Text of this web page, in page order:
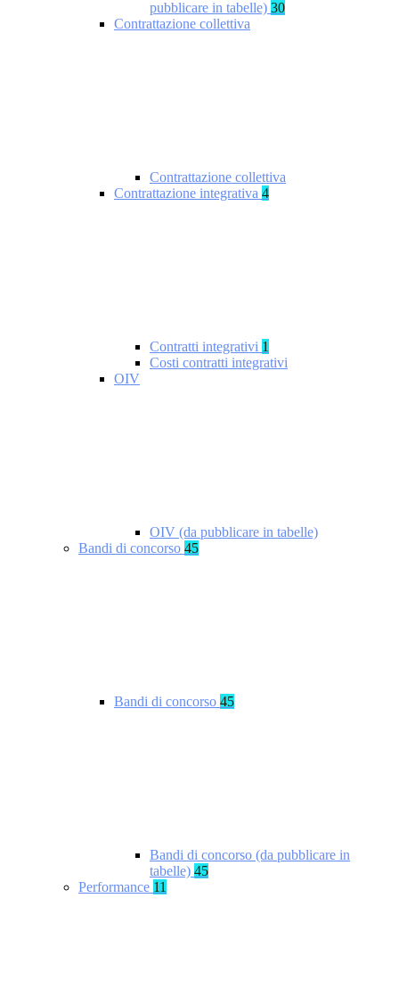
pubblicare in tabelle) 30
Contrattazione collettiva
Contrattazione collettiva
Contrattazione integrativa 4
Contratti integrativi 1
Costi contratti integrativi
OIV
OIV (da pubblicare in tabelle)
Bandi di concorso 45
Bandi di concorso 45
Bandi di concorso (da pubblicare in
tabelle) 45
Performance 11